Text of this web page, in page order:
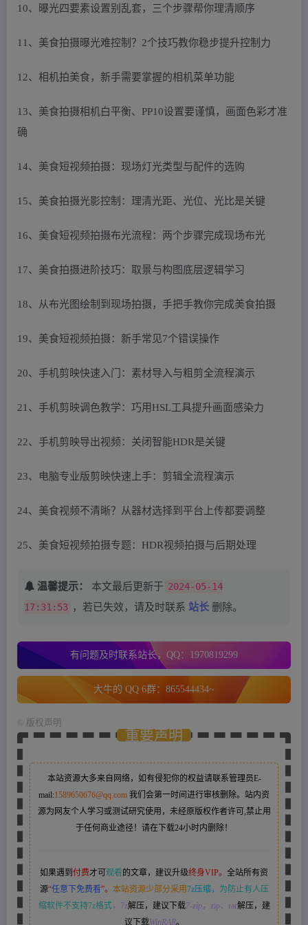
10、曝光四要素设置别乱套，三个步骤帮你理清顺序
11、美食拍摄曝光难控制？2个技巧教你稳步提升控制力
12、相机拍美食，新手需要掌握的相机菜单功能
13、美食拍摄相机白平衡、PP10设置要谨慎，画面色彩才准
确
14、美食短视频拍摄：现场灯光类型与配件的选购
15、美食拍摄光影控制：理清光距、光位、光比是关键
16、美食短视频拍摄布光流程：两个步骤完成现场布光
17、美食拍摄进阶技巧：取景与构图底层逻辑学习
18、从布光图绘制到现场拍摄，手把手教你完成美食拍摄
19、美食短视频拍摄：新手常见7个错误操作
20、手机剪映快速入门：素材导入与粗剪全流程演示
21、手机剪映调色教学：巧用HSL工具提升画面感染力
22、手机剪映导出视频：关闭智能HDR是关键
23、电脑专业版剪映快速上手：剪辑全流程演示
24、美食视频不清晰？从器材选择到平台上传都要调整
25、美食短视频拍摄专题：HDR视频拍摄与后期处理
温馨提示： 本文最后更新于 2024-05-14
17:31:53 ，若已失效，请及时联系 站长 删除。
有问题及时联系站长，QQ：1970819299
大牛的 QQ 6群：865544434~
版权声明
重要声明
本站资源大多来自网络，如有侵犯你的权益请联系管理员E-
mail:1589650676@qq.com 我们会第一时间进行审核删除。站内资
源为网友个人学习或测试研究使用，未经原版权作者许可,禁止用
于任何商业途径！请在下载24小时内删除！
如果遇到 付费才可 观看 的文章，建议升级终身VIP。 全站所有资
源“任意下免费看”。 本站资源少部分采用7z压缩，
为防止有人压
缩软件不支持7z格式，7z解压，建议下载7-zip，zip、rar解压，建
议下载WinRAR。